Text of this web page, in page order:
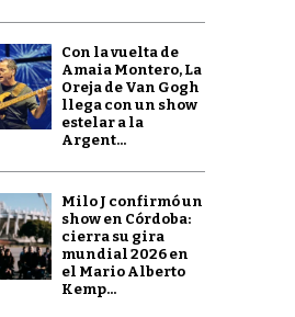
Con la vuelta de
Amaia Montero, La
Oreja de Van Gogh
llega con un show
estelar a la
Argent...
Milo J confirmó un
show en Córdoba:
cierra su gira
mundial 2026 en
el Mario Alberto
Kemp...